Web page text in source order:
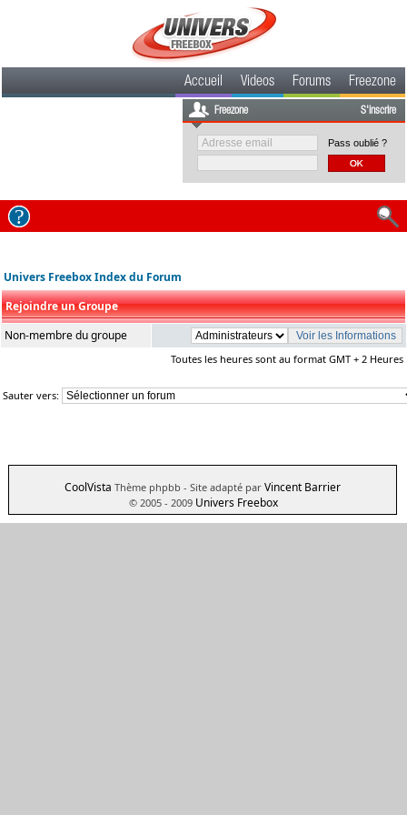
Accueil Videos Forums Freezone
Freezone S'inscrire
Pass oublié ?
Univers Freebox Index du Forum
Rejoindre un Groupe
Non-membre du groupe
Toutes les heures sont au format GMT + 2 Heures
Sauter vers:
CoolVista Thème phpbb - Site adapté par Vincent Barrier
© 2005 - 2009 Univers Freebox